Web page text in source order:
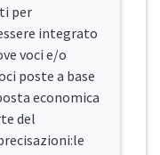
per
integrato
voci e/o
poste a base
economica
del